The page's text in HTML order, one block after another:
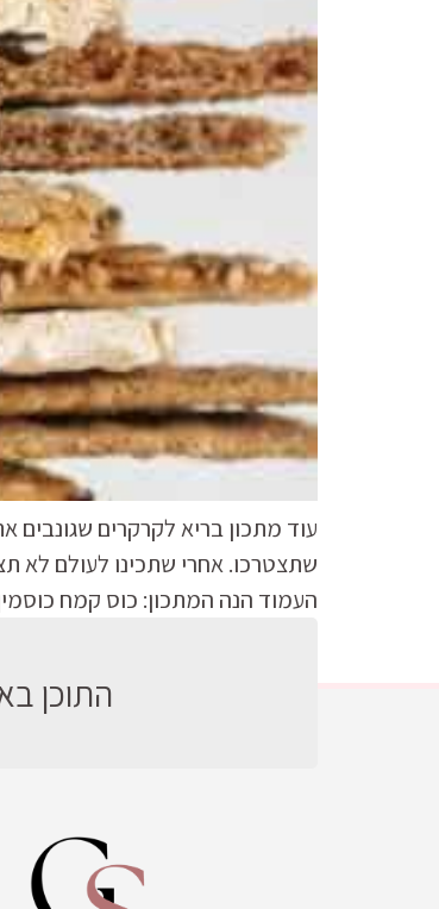
עוד מתכון בריא לקרקרים
שתצטרכו. אחרי שתכינו לעולם לא
העמוד הנה המתכון: כוס קמח
התוכן